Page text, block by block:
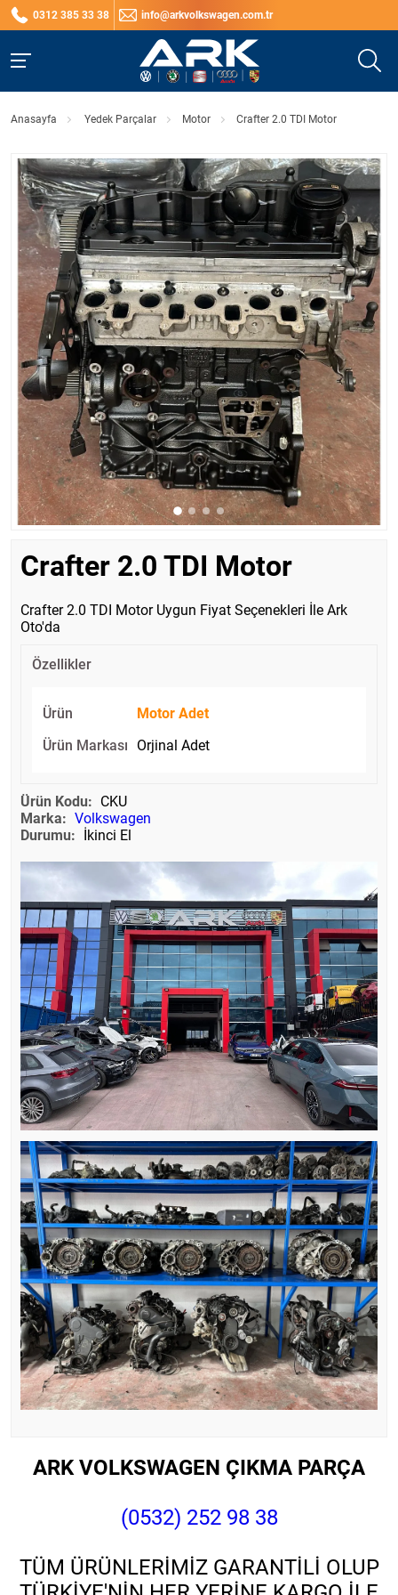
0312 385 33 38 info@arkvolkswagen.com.tr
Anasayfa Yedek Parçalar Motor Crafter 2.0 TDI Motor
Crafter 2.0 TDI Motor
Crafter 2.0 TDI Motor Uygun Fiyat Seçenekleri İle Ark
Oto'da
Özellikler
Ürün
Motor Adet
Ürün Markası
Orjinal Adet
Ürün Kodu: CKU
Marka: Volkswagen
Durumu: İkinci El
ARK VOLKSWAGEN ÇIKMA PARÇA
(0532) 252 98 38
TÜM ÜRÜNLERİMİZ GARANTİLİ OLUP